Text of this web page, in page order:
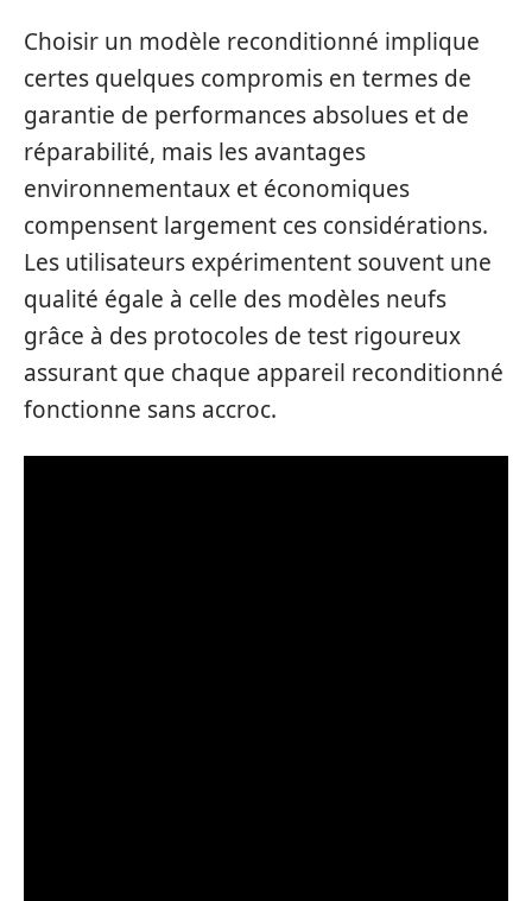
Choisir un modèle reconditionné implique
certes quelques compromis en termes de
garantie de performances absolues et de
réparabilité, mais les avantages
environnementaux et économiques
compensent largement ces considérations.
Les utilisateurs expérimentent souvent une
qualité égale à celle des modèles neufs
grâce à des protocoles de test rigoureux
assurant que chaque appareil reconditionné
fonctionne sans accroc.